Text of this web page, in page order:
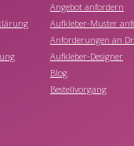
Angebot anfordern
Aufkleber-Muster
Anforderungen an
Aufkleber-Designer
Blog
Bestellvorgang